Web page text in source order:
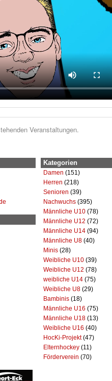
Veranstaltungen.
Kategorien
Damen (151)
Herren (218)
Senioren (39)
Nachwuchs (395)
Männliche U10 (78)
Männliche U12 (72)
Männliche U14 (94)
Männliche U8 (40)
Minis (28)
Weibliche U10 (39)
Weibliche U12 (78)
weibliche U14 (75)
Weibliche U8 (29)
Bambinis (18)
Männliche U16 (75)
Männliche U18 (13)
Weibliche U16 (40)
HocKi-Projekt(47)
Elternhockey (11)
Förderverein (70)